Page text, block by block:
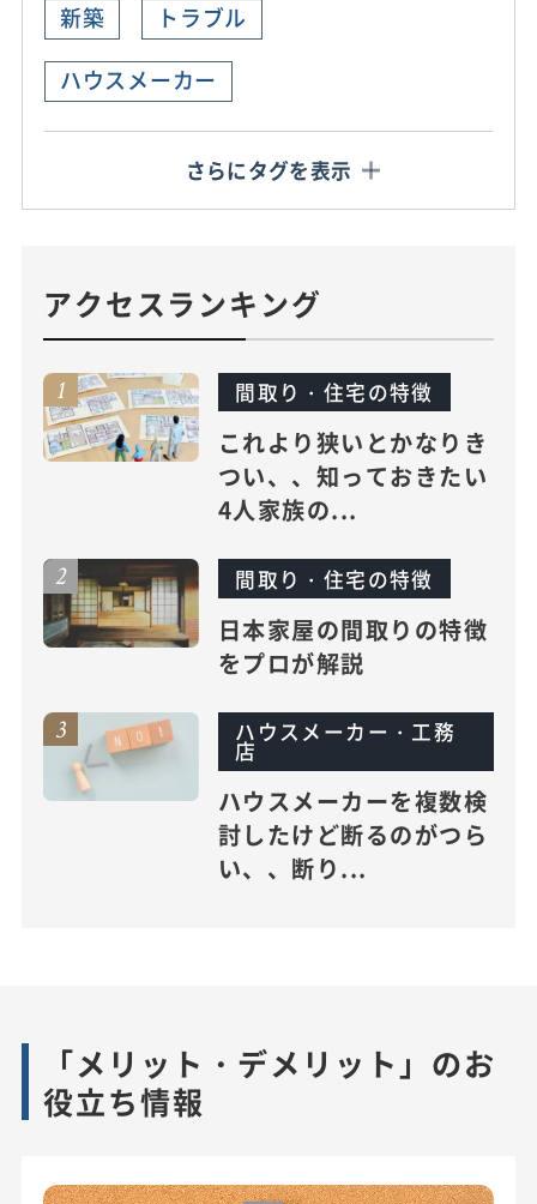
新築
トラブル
ハウスメーカー
さらにタグを表示
アクセスランキング
間取り・住宅の特徴
これより狭いとかなりき
つい、、知っておきたい
4人家族の...
間取り・住宅の特徴
日本家屋の間取りの特徴
をプロが解説
ハウスメーカー・工務
店
ハウスメーカーを複数検
討したけど断るのがつら
い、、断り...
「メリット・デメリット」のお
役立ち情報